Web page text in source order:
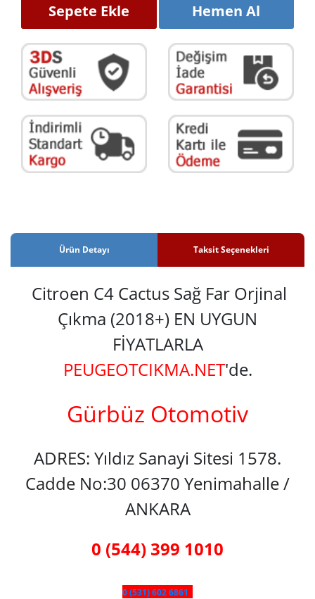
Sepete Ekle Hemen Al
Ürün Detayı Taksit Seçenekleri
Citroen C4 Cactus Sağ Far Orjinal
Çıkma (2018+) EN UYGUN
FİYATLARLA
PEUGEOTCIKMA.NET'de.
Gürbüz Otomotiv
ADRES: Yıldız Sanayi Sitesi 1578.
Cadde No:30 06370 Yenimahalle /
ANKARA
0 (544) 399 1010
0 (531) 602 6861